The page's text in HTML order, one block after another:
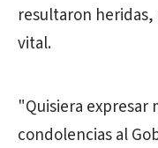
resultaron
vital.
"Quisiera expresar
condolencias al